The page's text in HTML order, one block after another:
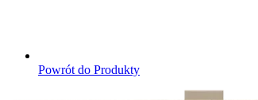
Powrót do Produkty